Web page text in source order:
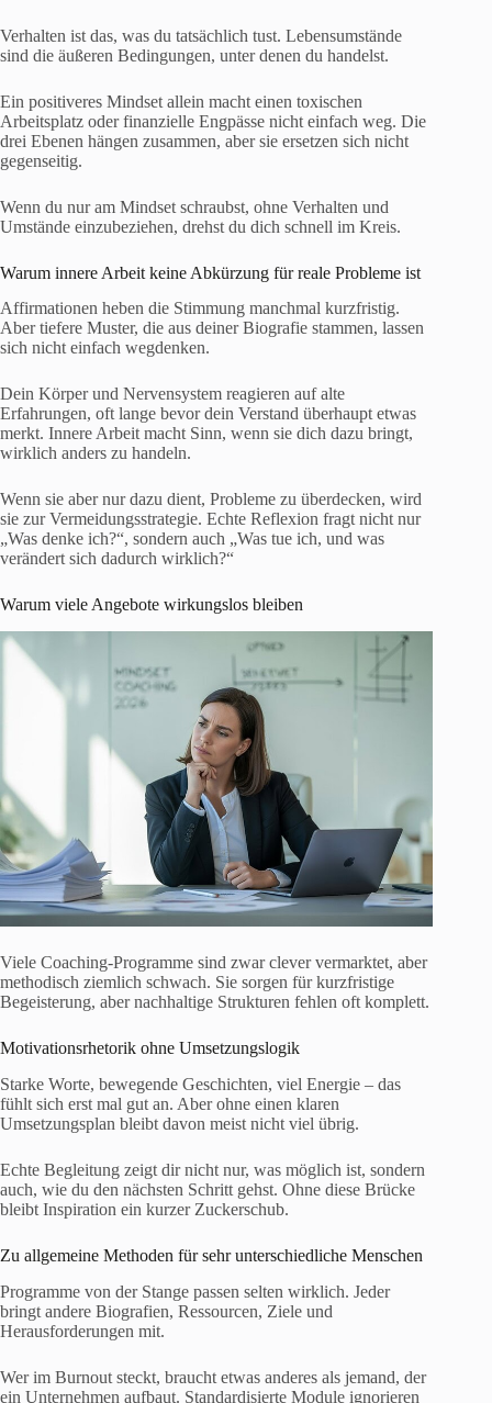
Verhalten ist das, was du tatsächlich tust. Lebensumstände
sind die äußeren Bedingungen, unter denen du handelst.
Ein positiveres Mindset allein macht einen toxischen
Arbeitsplatz oder finanzielle Engpässe nicht einfach weg. Die
drei Ebenen hängen zusammen, aber sie ersetzen sich nicht
gegenseitig.
Wenn du nur am Mindset schraubst, ohne Verhalten und
Umstände einzubeziehen, drehst du dich schnell im Kreis.
Warum innere Arbeit keine Abkürzung für reale Probleme ist
Affirmationen heben die Stimmung manchmal kurzfristig.
Aber tiefere Muster, die aus deiner Biografie stammen, lassen
sich nicht einfach wegdenken.
Dein Körper und Nervensystem reagieren auf alte
Erfahrungen, oft lange bevor dein Verstand überhaupt etwas
merkt. Innere Arbeit macht Sinn, wenn sie dich dazu bringt,
wirklich anders zu handeln.
Wenn sie aber nur dazu dient, Probleme zu überdecken, wird
sie zur Vermeidungsstrategie. Echte Reflexion fragt nicht nur
„Was denke ich?“, sondern auch „Was tue ich, und was
verändert sich dadurch wirklich?“
Warum viele Angebote wirkungslos bleiben
Viele Coaching-Programme sind zwar clever vermarktet, aber
methodisch ziemlich schwach. Sie sorgen für kurzfristige
Begeisterung, aber nachhaltige Strukturen fehlen oft komplett.
Motivationsrhetorik ohne Umsetzungslogik
Starke Worte, bewegende Geschichten, viel Energie – das
fühlt sich erst mal gut an. Aber ohne einen klaren
Umsetzungsplan bleibt davon meist nicht viel übrig.
Echte Begleitung zeigt dir nicht nur, was möglich ist, sondern
auch, wie du den nächsten Schritt gehst. Ohne diese Brücke
bleibt Inspiration ein kurzer Zuckerschub.
Zu allgemeine Methoden für sehr unterschiedliche Menschen
Programme von der Stange passen selten wirklich. Jeder
bringt andere Biografien, Ressourcen, Ziele und
Herausforderungen mit.
Wer im Burnout steckt, braucht etwas anderes als jemand, der
ein Unternehmen aufbaut. Standardisierte Module ignorieren